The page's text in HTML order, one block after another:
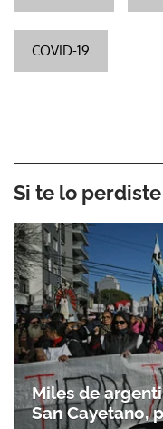
COVID-19
Si te lo perdiste
Miles de
San Cayetano,